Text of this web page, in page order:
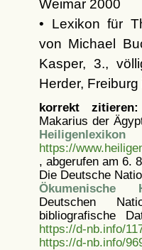
Weimar 2000
• Lexikon für
von Michael
Kasper, 3.,
Herder,
korrekt zitieren:
Makarius der
Heiligenlexikon
https://
, abgerufen am 6.
Die Deutsche
Ökumenische
Deutschen
bibliografische
https://d-nb.info/
https://d-nb.info/